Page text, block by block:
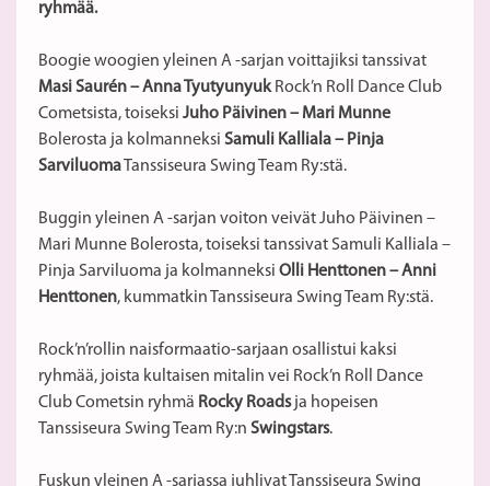
ryhmää.
Boogie woogien yleinen A -sarjan voittajiksi tanssivat
Masi Saurén – Anna TyutyunyukRock’n Roll Dance Club
Cometsista, toiseksi Juho Päivinen – Mari Munne
Bolerosta ja kolmanneksi Samuli Kalliala – Pinja
SarviluomaTanssiseura Swing Team Ry:stä.
Buggin yleinen A -sarjan voiton veivät Juho Päivinen –
Mari Munne Bolerosta, toiseksi tanssivat Samuli Kalliala –
Pinja Sarviluoma ja kolmanneksi Olli Henttonen – Anni
Henttonen, kummatkin Tanssiseura Swing Team Ry:stä.
Rock’n’rollin naisformaatio-sarjaan osallistui kaksi
ryhmää, joista kultaisen mitalin vei Rock’n Roll Dance
Club Cometsin ryhmä Rocky Roadsja hopeisen
Tanssiseura Swing Team Ry:n Swingstars.
Fuskun yleinen A -sarjassa juhlivat Tanssiseura Swing